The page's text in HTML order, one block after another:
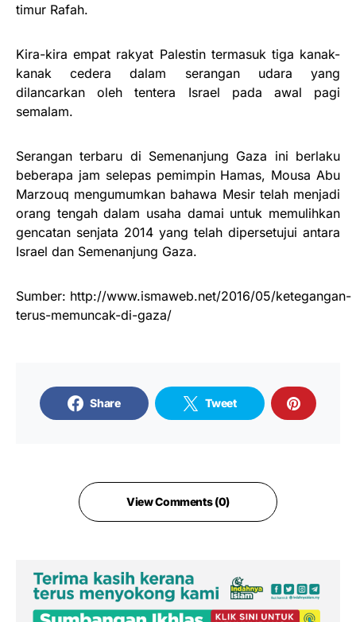
timur Rafah.
Kira-kira empat rakyat Palestin termasuk tiga kanak-
kanak cedera dalam serangan udara yang
dilancarkan oleh tentera Israel pada awal pagi
semalam.
Serangan terbaru di Semenanjung Gaza ini berlaku
beberapa jam selepas pemimpin Hamas, Mousa Abu
Marzouq mengumumkan bahawa Mesir telah menjadi
orang tengah dalam usaha damai untuk memulihkan
gencatan senjata 2014 yang telah dipersetujui antara
Israel dan Semenanjung Gaza.
Sumber: http://www.ismaweb.net/2016/05/ketegangan-
terus-memuncak-di-gaza/
Share Tweet
View Comments (0)